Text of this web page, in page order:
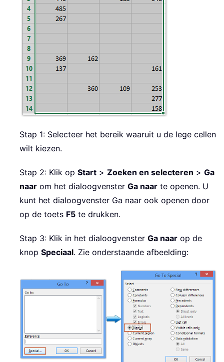
Stap 1: Selecteer het bereik waaruit u de lege cellen
wilt kiezen.
Stap 2: Klik op Start > Zoeken en selecteren > Ga
naar om het dialoogvenster Ga naar te openen. U
kunt het dialoogvenster Ga naar ook openen door
op de toets F5 te drukken.
Stap 3: Klik in het dialoogvenster Ga naar op de
knop Speciaal. Zie onderstaande afbeelding: